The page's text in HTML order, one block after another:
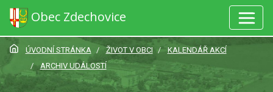
Obec Zdechovice
ÚVODNÍ STRÁNKA ŽIVOT V OBCI
KALENDÁŘ AKCÍ
ARCHIV UDÁLOSTÍ